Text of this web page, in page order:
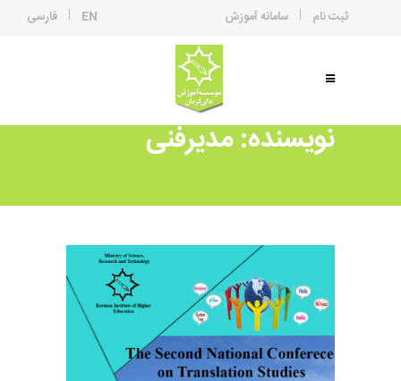
فارسی EN سامانه آموزش ثبت نام
نویسنده: مدیرفنی